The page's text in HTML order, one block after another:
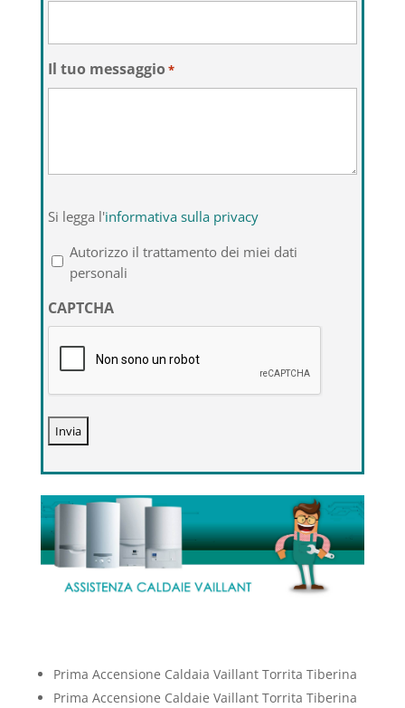
Il tuo messaggio*
legga
l'informativa
sulla
privacy
*
Si legga l'informativa sulla privacy
Autorizzo il trattamento dei miei dati
personali
CAPTCHA
Prima Accensione Caldaia Vaillant Torrita Tiberina
Prima Accensione Caldaie Vaillant Torrita Tiberina